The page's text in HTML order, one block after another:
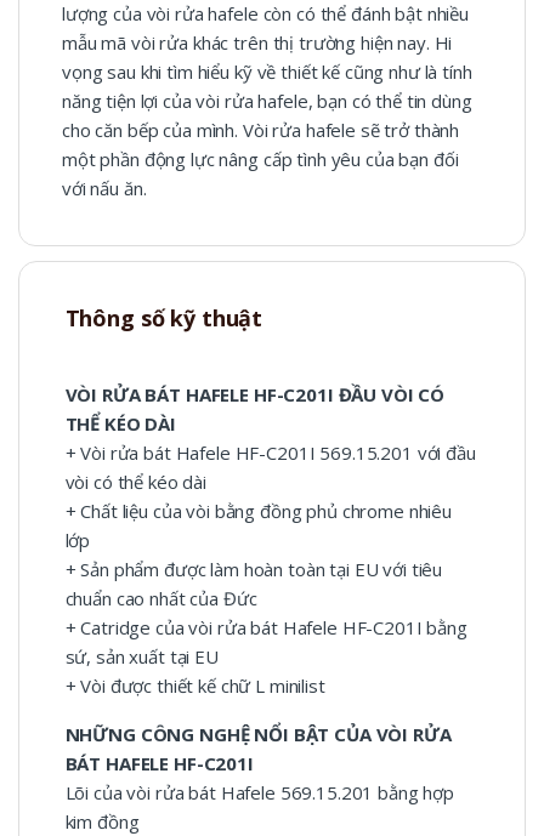
lượng của vòi rửa hafele còn có thể đánh bật nhiều
mẫu mã vòi rửa khác trên thị trường hiện nay. Hi
vọng sau khi tìm hiểu kỹ về thiết kế cũng như là tính
năng tiện lợi của vòi rửa hafele, bạn có thể tin dùng
cho căn bếp của mình. Vòi rửa hafele sẽ trở thành
một phần động lực nâng cấp tình yêu của bạn đối
với nấu ăn.
Thông số kỹ thuật
VÒI RỬA BÁT HAFELE HF-C201I ĐẦU VÒI CÓ
THỂ KÉO DÀI
+ Vòi rửa bát Hafele HF-C201I 569.15.201 với đầu
vòi có thể kéo dài
+ Chất liệu của vòi bằng đồng phủ chrome nhiêu
lớp
+ Sản phẩm được làm hoàn toàn tại EU với tiêu
chuẩn cao nhất của Đức
+ Catridge của vòi rửa bát Hafele HF-C201I bằng
sứ, sản xuất tại EU
+ Vòi được thiết kế chữ L minilist
NHỮNG CÔNG NGHỆ NỔI BẬT CỦA VÒI RỬA
BÁT HAFELE HF-C201I
Lõi của vòi rửa bát Hafele 569.15.201 bằng hợp
kim đồng